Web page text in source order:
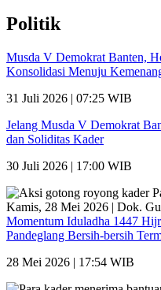
Politik
Musda V Demokrat Banten,
Konsolidasi Menuju
31 Juli 2026 | 07:25 WIB
Jelang Musda V Demokrat
dan Soliditas Kader
30 Juli 2026 | 17:00 WIB
Momentum Iduladha 1447
Pandeglang Bersih-bersih
28 Mei 2026 | 17:54 WIB